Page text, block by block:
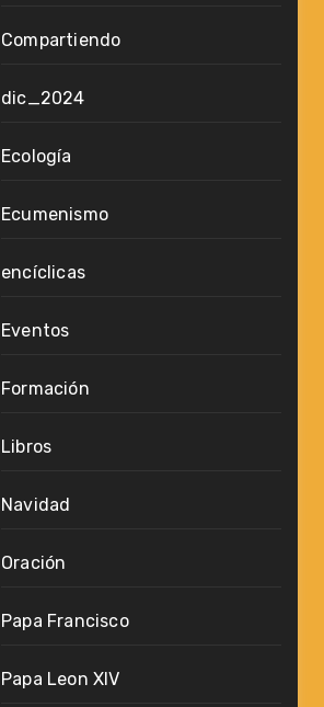
Compartiendo
dic_2024
Ecología
Ecumenismo
encíclicas
Eventos
Formación
Libros
Navidad
Oración
Papa Francisco
Papa Leon XIV